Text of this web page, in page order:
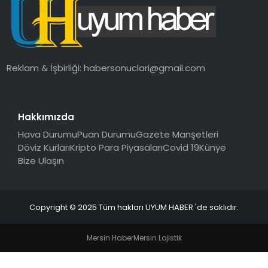
SAĞLIK
MAGAZIN
Reklam & İşbirliği:habersonuclari@gmail.com
Hakkımızda
Hava DurumuPuan DurumuGazete Manşetleri
Döviz KurlarıKripto Para PiyasalarıCovid 19Künye
Bize Ulaşın
Copyright © 2025 Tüm hakları UYUM HABER 'de saklıdır.
Mersin HaberMersin Lojistik